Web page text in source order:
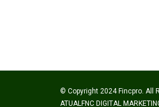
© Copyright 2024 Fincpro. All
ATUALFNC DIGITAL